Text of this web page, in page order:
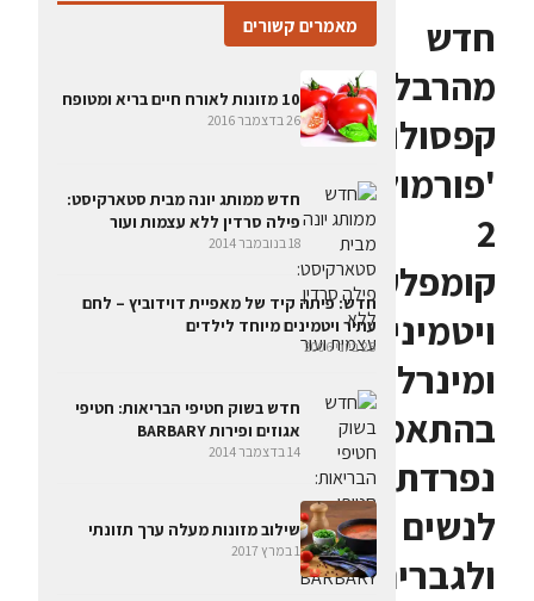
חדש
מהרבלייף:
קפסולות
'פורמולה
2
קומפלקס
ויטמינים
ומינרלים'
בהתאמה
נפרדת
לנשים
ולגברים
מאמרים קשורים
10 מזונות לאורח חיים בריא ומטופח
26 בדצמבר 2016
חדש ממותג יונה מבית סטארקיסט:
פילה סרדין ללא עצמות ועור
18 בנובמבר 2014
‏חדש: פיתה קיד של מאפיית דוידוביץ – לחם
עתיר ויטמינים מיוחד לילדים
25 ביוני 2006
חדש בשוק חטיפי הבריאות: חטיפי
אגוזים ופירות BARBARY
14 בדצמבר 2014
שילוב מזונות מעלה ערך תזונתי
1 במרץ 2017